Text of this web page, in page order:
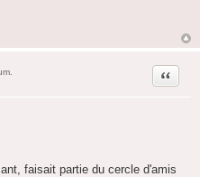
Citation
faisait partie du cercle d'amis